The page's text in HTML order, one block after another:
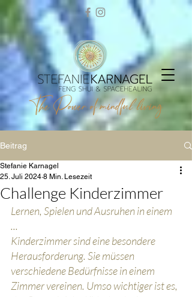
Beitrag
Challenge Kinderzimmer
Stefanie Karnagel
25. Juli 2024 8 Min. Lesezeit
Lernen, Spielen und Ausruhen in einem
...
Kinderzimmer sind eine besondere
Herausforderung. Sie müssen
verschiedene Bedürfnisse in einem
Zimmer vereinen. Umso wichtiger ist es,